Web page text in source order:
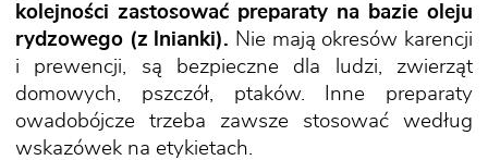
kolejności zastosować preparaty na bazie oleju
rydzowego (z lnianki). Nie mają okresów karencji
i prewencji, są bezpieczne dla ludzi, zwierząt
domowych, pszczół, ptaków. Inne preparaty
owadobójcze trzeba zawsze stosować według
wskazówek na etykietach.